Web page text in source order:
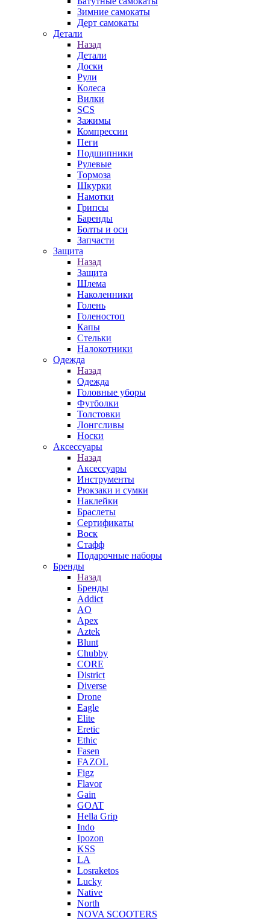
Зимние самокаты
Дерт самокаты
Детали
Назад
Детали
Доски
Рули
Колеса
Вилки
SCS
Зажимы
Компрессии
Пеги
Подшипники
Рулевые
Тормоза
Шкурки
Намотки
Грипсы
Баренды
Болты и оси
Запчасти
Защита
Назад
Защита
Шлема
Наколенники
Голень
Голеностоп
Капы
Стельки
Налокотники
Одежда
Назад
Одежда
Головные уборы
Футболки
Толстовки
Лонгсливы
Носки
Аксессуары
Назад
Аксессуары
Инструменты
Рюкзаки и сумки
Наклейки
Браслеты
Сертификаты
Воск
Стафф
Подарочные наборы
Бренды
Назад
Бренды
Addict
AO
Apex
Aztek
Blunt
Chubby
CORE
District
Diverse
Drone
Eagle
Elite
Eretic
Ethic
Fasen
FAZOL
Figz
Flavor
Gain
GOAT
Hella Grip
Indo
Ipozon
KSS
LA
Losraketos
Lucky
Native
North
NOVA SCOOTERS